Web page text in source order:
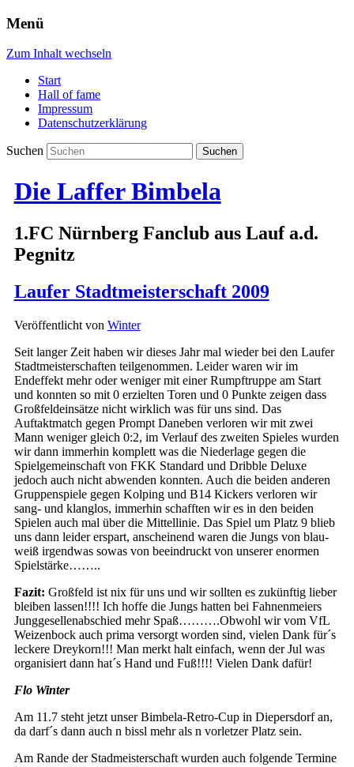
Menü
Zum Inhalt wechseln
Start
Hall of fame
Impressum
Datenschutzerklärung
Suchen
Die Laffer Bimbela
1.FC Nürnberg Fanclub aus Lauf a.d.
Pegnitz
Laufer Stadtmeisterschaft 2009
Veröffentlicht von Winter
Seit langer Zeit haben wir dieses Jahr mal wieder bei den Laufer
Stadtmeisterschaften teilgenommen. Leider waren wir im
Endeffekt mehr oder weniger mit einer Rumpftruppe am Start
und konnten so mit 0 erzielten Toren und 0 Punkte zeigen dass
Großfeldeinsätze nicht wirklich was für uns sind. Das
Auftaktmatch gegen Prompt Daneben verloren wir mit zwei
Mann weniger gleich 0:2, im Verlauf des zweiten Spieles wurden
wir dann immerhin komplett was die Niederlage gegen die
Spielgemeinschaft von FKK Standard und Dribble Deluxe
jedoch auch nicht abwenden konnten. Auch die beiden anderen
Gruppenspiele gegen Kolping und B14 Kickers verloren wir
sang- und klanglos, immerhin schafften wir es in den beiden
Spielen auch mal über die Mittellinie. Das Spiel um Platz 9 blieb
uns dann leider erspart, anscheinend waren die Jungs von blau-
weiß irgendwas sowas von beeindruckt von unserer enormen
Spielstärke……..
Fazit: Großfeld ist nix für uns und wir sollten es zukünftig lieber
bleiben lassen!!!! Ich hoffe die Jungs hatten bei Fahnenmeiers
Junggesellenabschied mehr Spaß……….Obwohl wir vom VfL
Weizenbock auch prima versorgt worden sind, vielen Dank für´s
leckere Dreykorn!!! Man merkt halt einfach, wenn der Jul was
organisiert dann hat´s Hand und Fuß!!!! Vielen Dank dafür!
Flo Winter
Am 11.7 steht jetzt unser Bimbela-Retro-Cup in Diepersdorf an,
da darf´s dann auch n bissl mehr als n vorletzer Platz sein.
Am Rande der Stadmeisterschaft wurden auch folgende Termine